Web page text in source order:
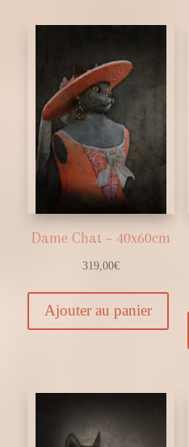
Dame Chat – 40x60cm
319,00€
Ajouter au panier